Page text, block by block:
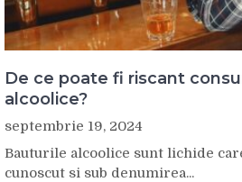
De ce poate fi riscant
alcoolice?
septembrie 19, 2024
Bauturile alcoolice sunt lichide
cunoscut si sub denumirea...